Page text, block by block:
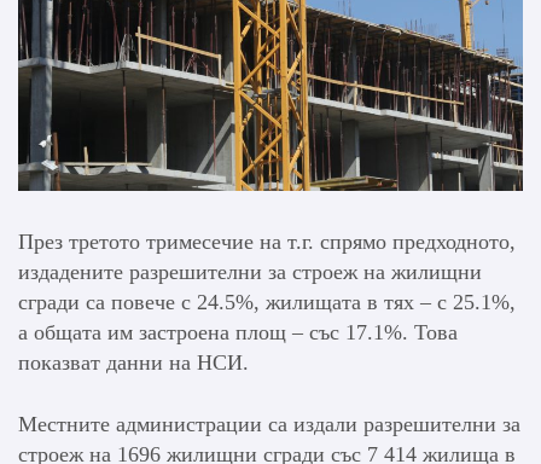
През третото тримесечие на т.г. спрямо предходното,
издадените разрешителни за строеж на жилищни
сгради са повече с 24.5%, жилищата в тях – с 25.1%,
а общата им застроена площ – със 17.1%. Това
показват данни на НСИ.
Местните администрации са издали разрешителни за
строеж на 1696 жилищни сгради със 7 414 жилища в